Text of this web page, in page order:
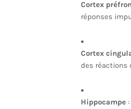
Cortex
réponses
Cortex
des réactions
Hippocampe: